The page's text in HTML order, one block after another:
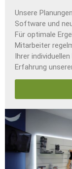
Unsere
Software und
Für optimale
Mitarbeiter
Ihrer
Erfahrung